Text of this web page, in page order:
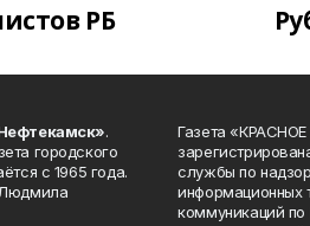
РБ
.
городского
с 1965 года.
Газета
службы по
информационных
коммуникаций по